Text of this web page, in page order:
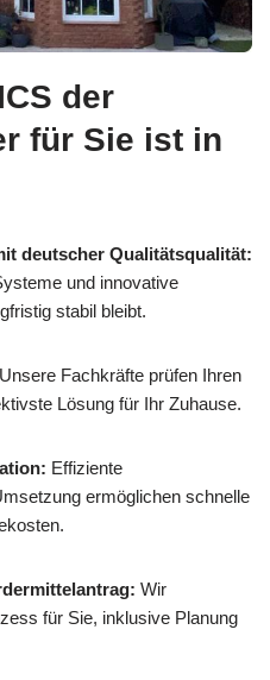
der
für Sie ist in
deutscher Qualitätsqualität:
und innovative
stabil bleibt.
Unsere Fachkräfte prüfen Ihren
Lösung für Ihr Zuhause.
Effiziente
ermöglichen schnelle
Wir
für Sie, inklusive Planung